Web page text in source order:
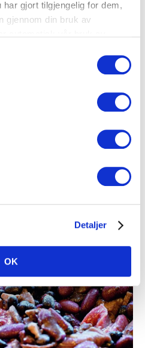
gjort tilgjengelig for dem,
gjennom din bruk av
Detaljer
OK
Fisk,Kraft